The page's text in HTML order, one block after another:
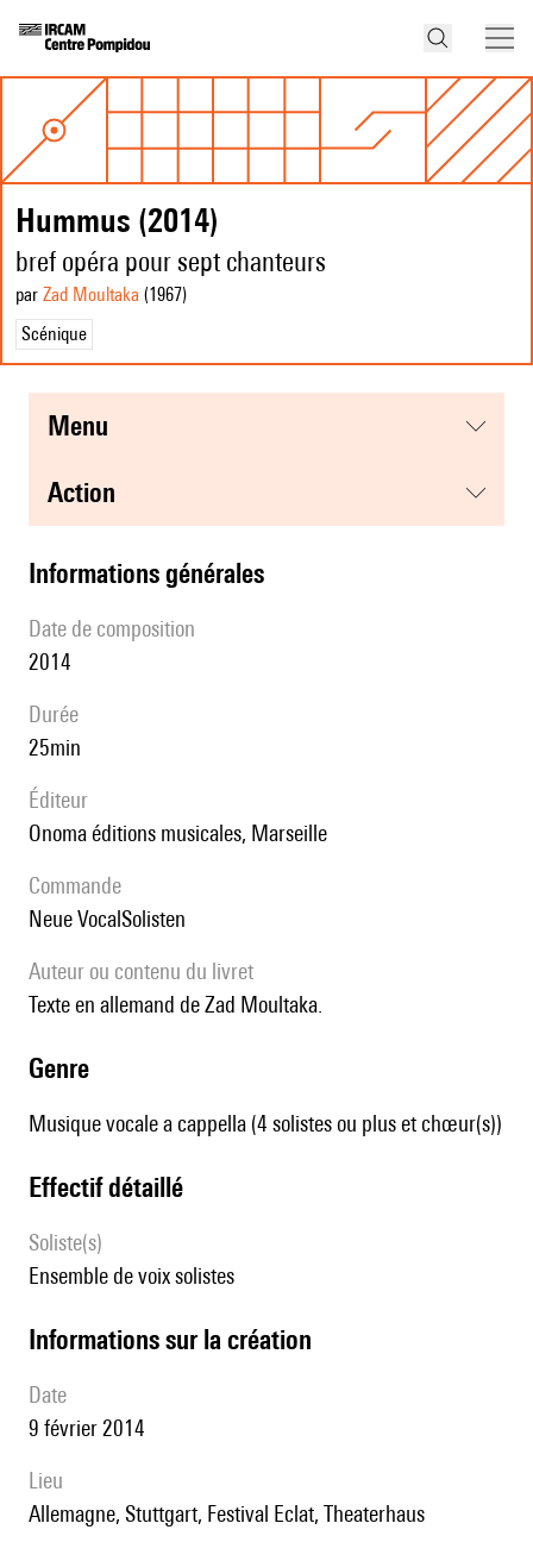
Hummus (2014)
bref opéra pour sept chanteurs
par Zad Moultaka (1967)
Scénique
menu
action
informations générales
date de composition
2014
durée
25min
éditeur
Onoma éditions musicales, Marseille
Commande
Neue VocalSolisten
Auteur ou contenu du livret
Texte en allemand de Zad Moultaka.
genre
Musique vocale a cappella (4 solistes ou plus et chœur(s))
effectif détaillé
Soliste(s)
ensemble de voix solistes
informations sur la création
date
9 février 2014
lieu
Allemagne, Stuttgart, Festival Eclat, Theaterhaus